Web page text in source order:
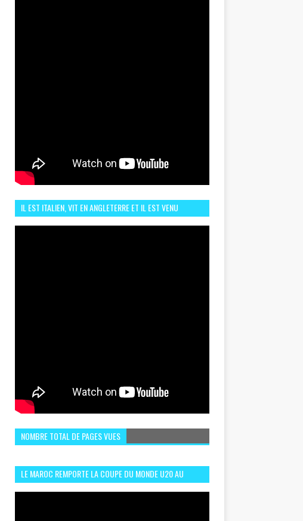
IL EST ITALIEN, VIT EN ANGLETERRE ET IL EST VENU
NOMBRE TOTAL DE PAGES VUES
LE MAROC REMPORTE LA COUPE DU MONDE U20 AU